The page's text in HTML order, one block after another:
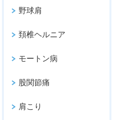
野球肩
頚椎ヘルニア
モートン病
股関節痛
肩こり